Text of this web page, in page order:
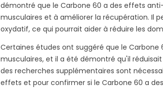
démontré que le Carbone 60 a des effets
musculaires et à améliorer la récupération. Il
oxydatif, ce qui pourrait aider à réduire les
Certaines études ont suggéré que le
musculaires, et il a été démontré qu'il
des recherches supplémentaires sont
effets et pour confirmer si le Carbone 60 a